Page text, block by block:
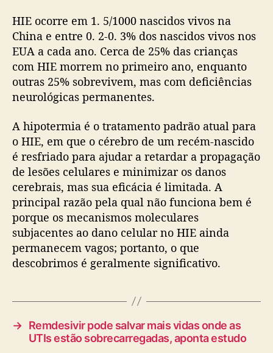
HIE ocorre em 1. 5/1000 nascidos vivos na
China e entre 0. 2-0. 3% dos nascidos vivos nos
EUA a cada ano. Cerca de 25% das crianças
com HIE morrem no primeiro ano, enquanto
outras 25% sobrevivem, mas com deficiências
neurológicas permanentes.
A hipotermia é o tratamento padrão atual para
o HIE, em que o cérebro de um recém-nascido
é resfriado para ajudar a retardar a propagação
de lesões celulares e minimizar os danos
cerebrais, mas sua eficácia é limitada. A
principal razão pela qual não funciona bem é
porque os mecanismos moleculares
subjacentes ao dano celular no HIE ainda
permanecem vagos; portanto, o que
descobrimos é geralmente significativo.
→ Remdesivir pode salvar mais vidas onde as
UTIs estão sobrecarregadas, aponta estudo